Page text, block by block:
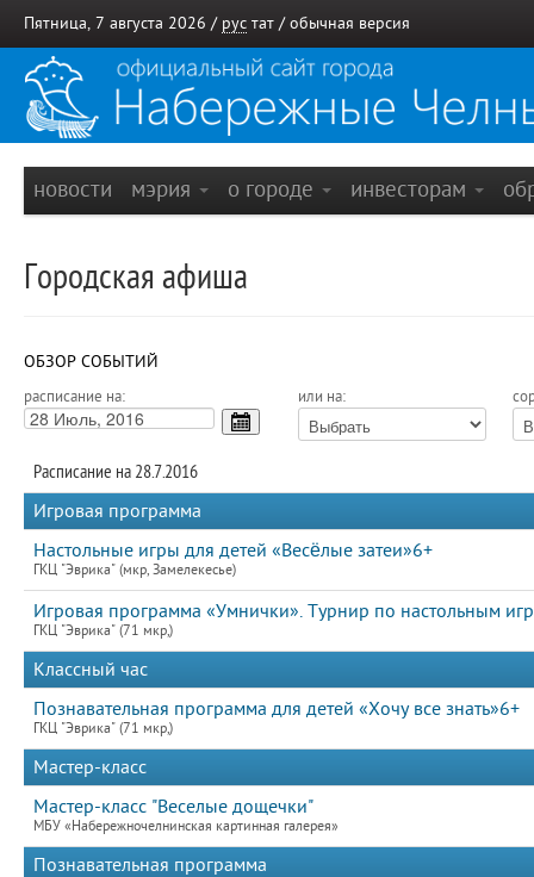
Пятница, 7 августа 2026 / рус тат / обычная версия
новости мэрия о городе инвесторам
Городская афиша
ОБЗОР СОБЫТИЙ
расписание на: или на:
Расписание на 28.7.2016
Игровая программа
Настольные игры для детей «Весёлые затеи»6+
ГКЦ "Эврика" (мкр, Замелекесье)
Игровая программа «Умнички». Турнир по настольным
ГКЦ "Эврика" (71 мкр,)
Классный час
Познавательная программа для детей «Хочу все знать»6+
ГКЦ "Эврика" (71 мкр,)
Мастер-класс
Мастер-класс "Веселые дощечки"
МБУ «Набережночелнинская картинная галерея»
Познавательная программа